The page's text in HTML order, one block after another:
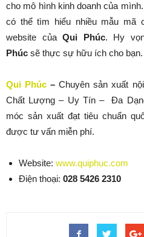
cho mô hình kinh doanh của
có thể tìm hiểu nhiều mẫu mã
website củaQui Phúc. Hy
Phúc sẽ thực sự hữu ích cho bạn.
Qui Phúc –Chuyên sản xuất
Chất Lượng – Uy Tín – Đa
móc sản xuất đạt tiêu chuẩn
được tư vấn miễn phí.
Website: www.quiphuc.com
Điện thoại: 028 5426 2310